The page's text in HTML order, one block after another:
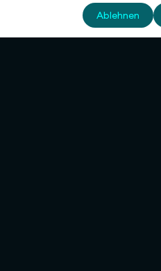
Ablehnen